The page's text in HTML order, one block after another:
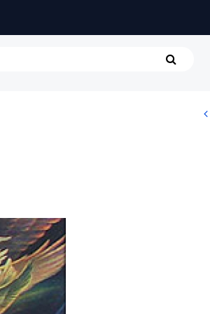
Семья и дети
Путешествия
Строительство
Культура и общество